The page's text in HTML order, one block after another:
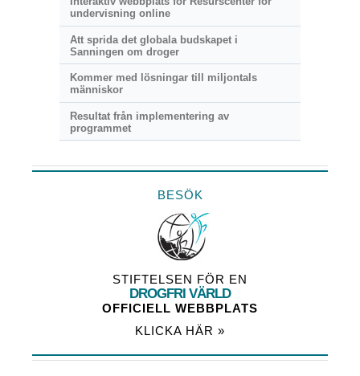
undervisning online
Att sprida det globala budskapet i
Sanningen om droger
Kommer med lösningar till miljontals
människor
Resultat från implementering av
programmet
BESÖK
STIFTELSEN FÖR EN
DROGFRI VÄRLD
OFFICIELL WEBBPLATS
KLICKA HÄR »